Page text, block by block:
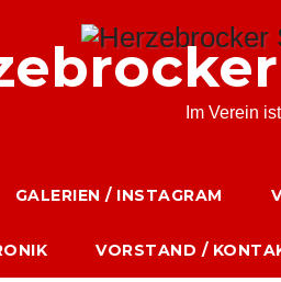
Im Verein
GALERIEN / INSTAGRAM
VORSTAND /